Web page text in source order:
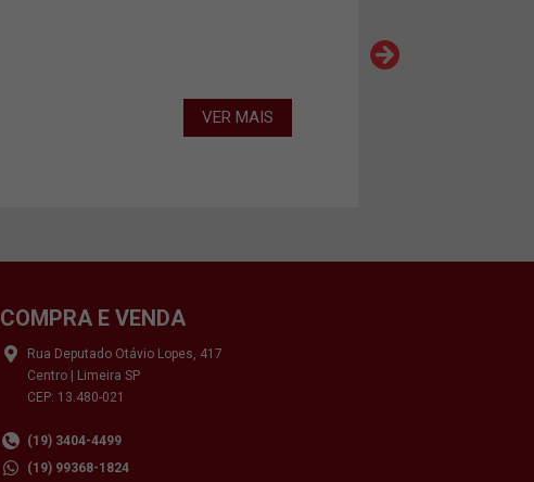
VER MAIS
COMPRA E VENDA
Rua Deputado Otávio Lopes, 417
Centro | Limeira SP
CEP: 13.480-021
(19) 3404-4499
(19) 99368-1824